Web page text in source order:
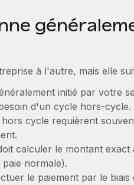
à l'autre, mais elle
initié par votre
d'un cycle hors-cycle.
hors cycle requièrent
calculer le montant
normale).
le paiement par le